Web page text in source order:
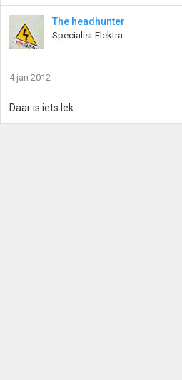
The headhunter
Specialist Elektra
4 jan 2012
Daar is iets lek .